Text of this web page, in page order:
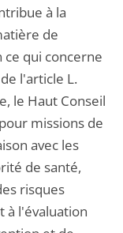
à la
de
qui concerne
l'article L.
le Haut Conseil
missions de
avec les
de santé,
risques
à l'évaluation